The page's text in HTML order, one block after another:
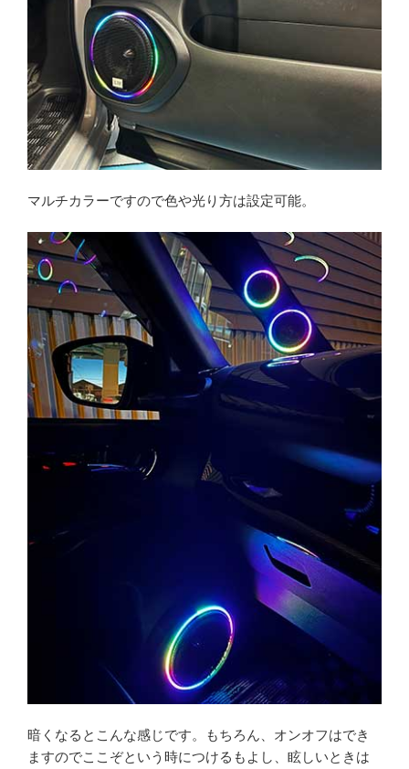
マルチカラーですので色や光り方は設定可能。
暗くなるとこんな感じです。もちろん、オンオフはでき
ますのでここぞという時につけるもよし、眩しいときは